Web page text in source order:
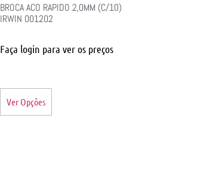
BROCA ACO RAPIDO 2,0MM (C/10)
IRWIN 001202
Faça login para ver os preços
Ver Opções